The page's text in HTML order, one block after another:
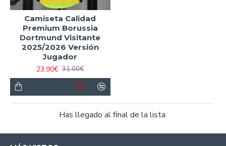
Camiseta Calidad
Premium Borussia
Dortmund Visitante
2025/2026 Versión
Jugador
23.90€ 31.00€
Has llegado al final de la lista.